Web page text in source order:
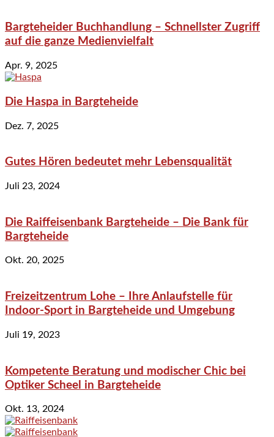
Bargteheider Buchhandlung – Schnellster Zugriff
auf die ganze Medienvielfalt
Apr. 9, 2025
Die Haspa in Bargteheide
Dez. 7, 2025
Gutes Hören bedeutet mehr Lebensqualität
Juli 23, 2024
Die Raiffeisenbank Bargteheide – Die Bank für
Bargteheide
Okt. 20, 2025
Freizeitzentrum Lohe – Ihre Anlaufstelle für
Indoor-Sport in Bargteheide und Umgebung
Juli 19, 2023
Kompetente Beratung und modischer Chic bei
Optiker Scheel in Bargteheide
Okt. 13, 2024